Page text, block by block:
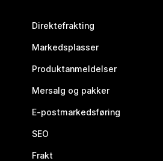
Direktefrakting
Markedsplasser
Produktanmeldelser
Mersalg og pakker
E-postmarkedsføring
SEO
Frakt